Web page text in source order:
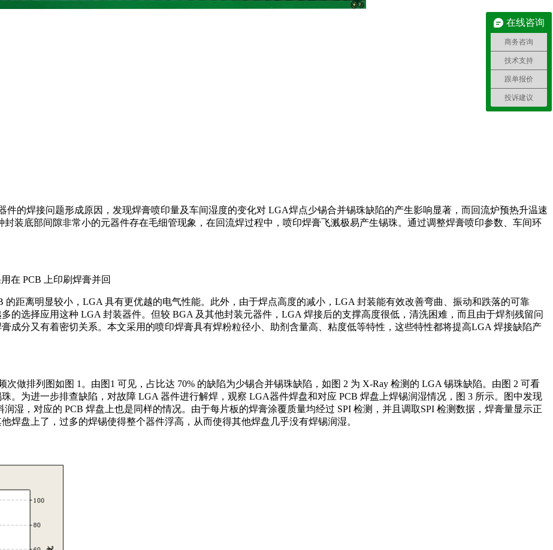
的焊接问题形成原因，发现焊膏喷印量及车间湿度的变化对 LGA焊点少锡合并锡珠缺陷的产生影响显著，而回流炉预热升温速
装底部间隙非常小的元器件存在毛细管现象，在回流焊过程中，喷印焊膏飞溅极易产生锡珠。通过调整焊膏喷印参数、车间环
在 PCB 上印刷焊膏并回
距离明显较小，LGA 具有更优越的电气性能。此外，由于焊点高度的减小，LGA 封装能有效改善弯曲、振动和跌落的可靠
的选择应用这种 LGA 封装器件。但较 BGA 及其他封装元器件，LGA 焊接后的支撑高度很低，清洗困难，而且由于焊剂残留问
成分又有着密切关系。本文采用的喷印焊膏具有焊粉粒径小、助剂含量高、粘度低等特性，这些特性都将提高LGA 焊接缺陷产
做排列图如图 1。由图1 可见，占比达 70% 的缺陷为少锡合并锡珠缺陷，如图 2 为 X-Ray 检测的 LGA 锡珠缺陷。由图 2 可看
。为进一步排查缺陷，对故障 LGA 器件进行解焊，观察 LGA器件焊盘和对应 PCB 焊盘上焊锡润湿情况，图 3 所示。图中发现
湿，对应的 PCB 焊盘上也是同样的情况。由于每片板的焊膏涂覆质量均经过 SPI 检测，并且调取SPI 检测数据，焊膏量显示正
焊盘上了，过多的焊锡使得整个器件浮高，从而使得其他焊盘几乎没有焊锡润湿。
在线咨询
商务咨询
技术支持
跟单报价
投诉建议